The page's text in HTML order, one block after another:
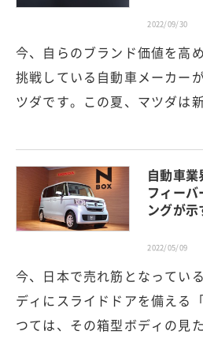
2022/09/30
今、自らのブランド価値を高
挑戦している自動車メーカー
ツダです。この夏、マツダは
自動車
フィー
ングが
2022/05/09
今、日本で売れ筋となってい
ディにスライドドアを備える
つては、その箱型ボディの見